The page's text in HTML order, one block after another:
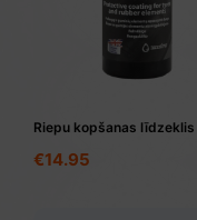
Riepu kopšanas
€14.95